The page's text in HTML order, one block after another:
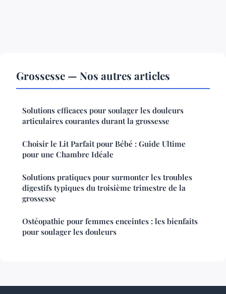
Grossesse — Nos autres articles
Solutions efficaces pour soulager les douleurs
articulaires courantes durant la grossesse
Choisir le Lit Parfait pour Bébé : Guide Ultime
pour une Chambre Idéale
Solutions pratiques pour surmonter les troubles
digestifs typiques du troisième trimestre de la
grossesse
Ostéopathie pour femmes enceintes : les bienfaits
pour soulager les douleurs